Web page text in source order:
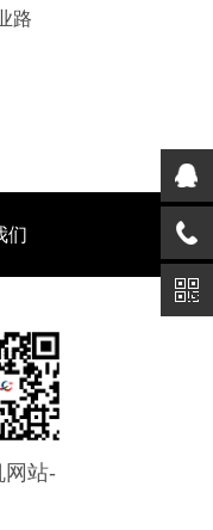
路
们
网站-